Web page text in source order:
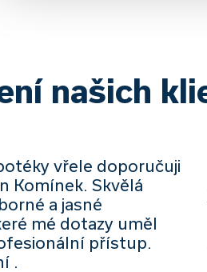
našich
vřele doporučuji
Komínek. Skvělá
a jasné
mé dotazy uměl
přístup.
.